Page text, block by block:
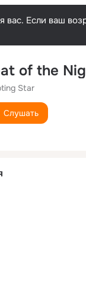
Если ваш
of the
Star
Слушать